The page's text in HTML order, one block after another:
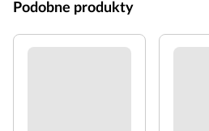
Podobne produkty